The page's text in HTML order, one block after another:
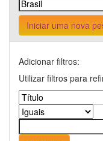
Iniciar uma nova
Adicionar filtros:
Utilizar filtros para